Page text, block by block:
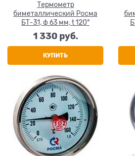
Термометр
биметаллический Росма
БТ-31, ф 63 мм, t 120°
1 330 руб.
КУПИТЬ